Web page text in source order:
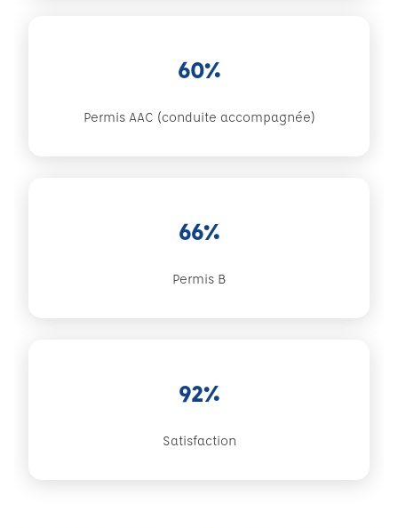
60%
Permis AAC (conduite accompagnée)
66%
Permis B
92%
Satisfaction